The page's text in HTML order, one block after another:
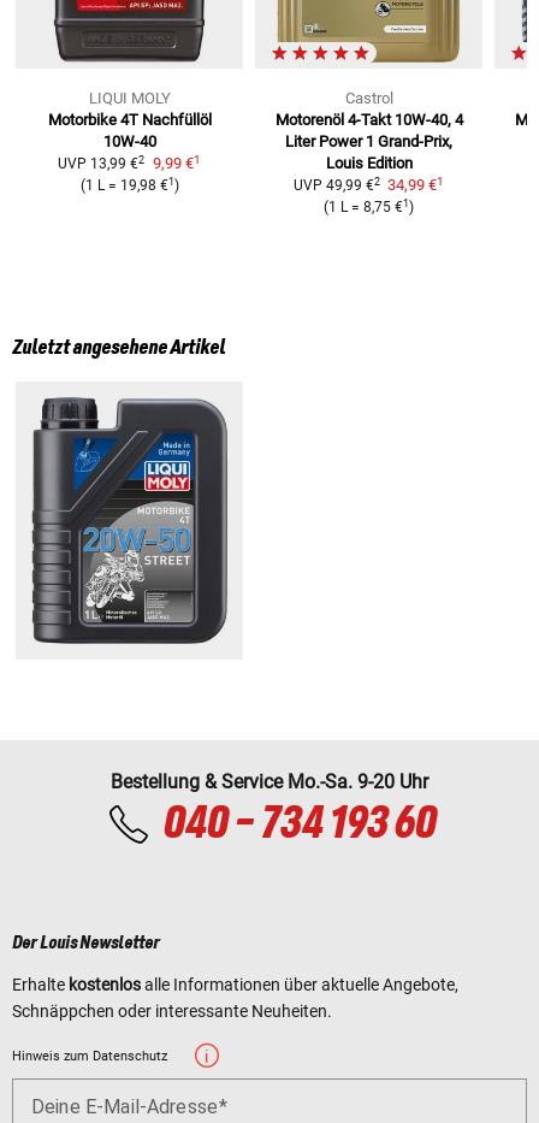
LIQUI MOLY
Motorbike 4T Nachfüllöl
10W-40
UVP 13,99 €2 9,99 €1
(1 L= 19,98 €1 )
Castrol
Motorenöl 4-Takt 10W-40, 4
Liter Power 1 Grand-Prix,
Louis Edition
UVP 49,99 €2 34,99 €1
(1 L=8,75 €1)
Zuletzt angesehene Artikel
Bestellung & Service Mo.-Sa. 9-20 Uhr
040 - 734 193 60
Der Louis Newsletter
Erhalte kostenlosalle Informationen über aktuelle Angebote,
Schnäppchen oder interessante Neuheiten.
Hinweis zum Datenschutz
Deine E-Mail-Adresse